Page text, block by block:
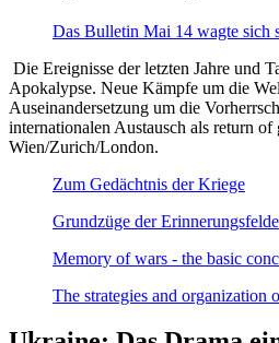
Das Bulletin Mai 14 wagte sich
Die Ereignisse der letzten Jahre und
Apokalypse. Neue Kämpfe um die
Auseinandersetzung um die
internationalen Austausch als return
Wien/Zurich/London.
Zum Gedächtnis der Kriege
Grundzüge der
Memory of wars - the basic
The strategies and organization